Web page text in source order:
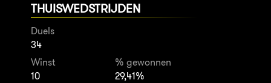
THUISWEDSTRIJDEN
Duels
34
Winst
10
% gewonnen
29,41%